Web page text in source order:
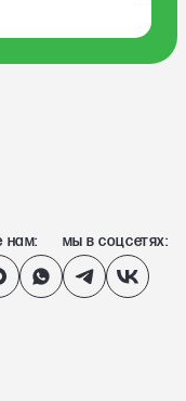
нам: мы в соцсетях: